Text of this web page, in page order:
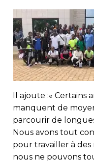
Il ajoute :« Certains
manquent de
parcourir de
Nous avons tout
pour travailler à des
nous ne pouvons